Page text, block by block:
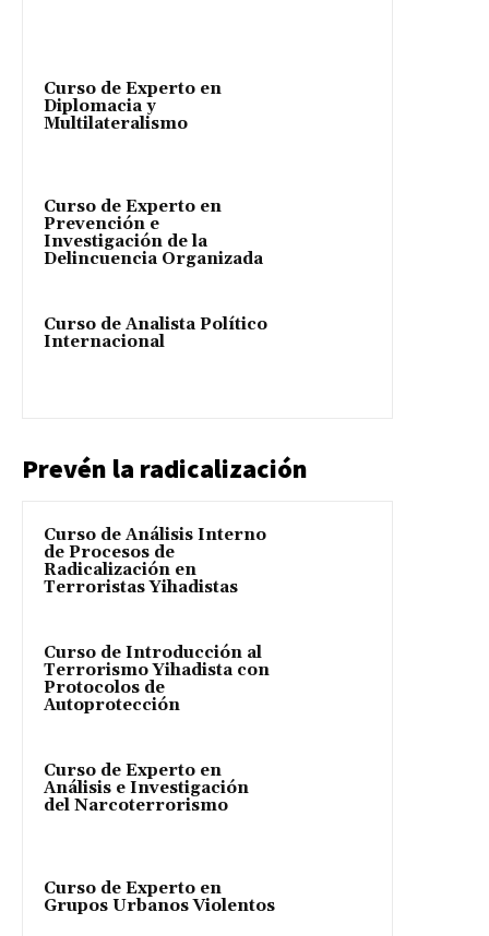
Curso de Experto en
Diplomacia y
Multilateralismo
Curso de Experto en
Prevención e
Investigación de la
Delincuencia Organizada
Curso de Analista Político
Internacional
Prevén la radicalización
Curso de Análisis Interno
de Procesos de
Radicalización en
Terroristas Yihadistas
Curso de Introducción al
Terrorismo Yihadista con
Protocolos de
Autoprotección
Curso de Experto en
Análisis e Investigación
del Narcoterrorismo
Curso de Experto en
Grupos Urbanos Violentos